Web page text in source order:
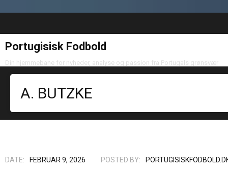
Portugisisk Fodbold
Din hjemmebane for nyheder, analyse og passion fra Portugals grønsvær
A. BUTZKE
DATE: FEBRUAR 9, 2026 POSTED BY: